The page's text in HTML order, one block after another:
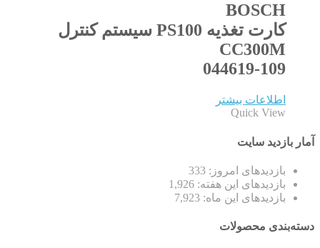
BOSCH
کارت تغذیه PS100 سیستم کنترل
CC300M
044619-109
اطلاعات بیشتر
Quick View
آمار بازدید سایت
بازدیدهای امروز: 333
بازدیدهای این هفته: 1,926
بازدیدهای این ماه: 7,923
دسته‌بندی محصولات